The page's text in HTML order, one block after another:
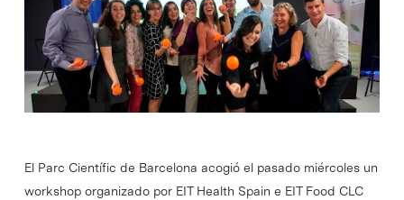
El Parc Científic de Barcelona acogió el pasado miércoles un
workshop organizado por EIT Health Spain e EIT Food CLC